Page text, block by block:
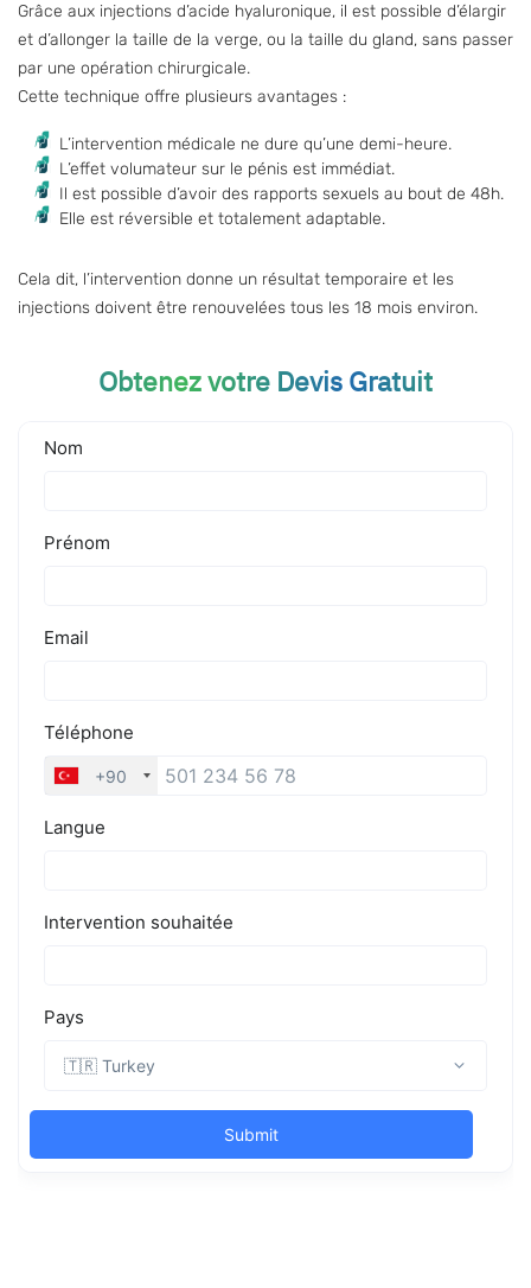
Grâce aux injections d’acide hyaluronique, il est possible d’élargir
et d’allonger la taille de la verge, ou la taille du gland, sans passer
par une opération chirurgicale.
Cette technique offre plusieurs avantages :
L’intervention médicale ne dure qu’une demi-heure.
L’effet volumateur sur le pénis est immédiat.
Il est possible d’avoir des rapports sexuels au bout de 48h.
Elle est réversible et totalement adaptable.
Cela dit, l’intervention donne un résultat temporaire et les
injections doivent être renouvelées tous les 18 mois environ.
Obtenez votre Devis Gratuit